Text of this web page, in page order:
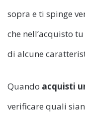
sopra e ti spinge
che nell’acquisto
di alcune
Quando acquisti
verificare quali